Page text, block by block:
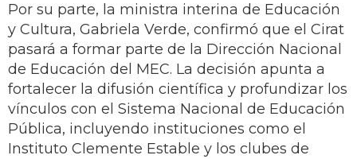
Por su parte, la ministra interina de Educación
y Cultura, Gabriela Verde, confirmó que el Cirat
pasará a formar parte de la Dirección Nacional
de Educación del MEC. La decisión apunta a
fortalecer la difusión científica y profundizar los
vínculos con el Sistema Nacional de Educación
Pública, incluyendo instituciones como el
Instituto Clemente Estable y los clubes de